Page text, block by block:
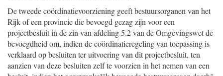
De tweede coördinatievoorziening geeft bestuursorganen van het
Rijk of een provincie die bevoegd gezag zijn voor een
projectbesluit in de zin van afdeling 5.2 van de Omgevingswet de
bevoegdheid om, indien de coördinatieregeling van toepassing is
verklaard op besluiten ter uitvoering van dit projectbesluit, ten
aanzien van deze besluiten zelf te voorzien in het nemen van een